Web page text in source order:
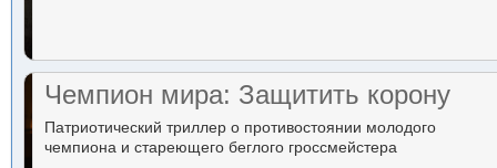
Чемпион мира: Защитить корону
Патриотический триллер о противостоянии молодого
чемпиона и стареющего беглого гроссмейстера